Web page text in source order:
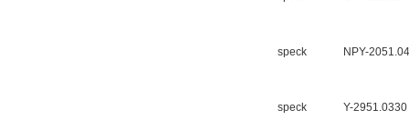
speck NPY-
speck Y-2951.0330